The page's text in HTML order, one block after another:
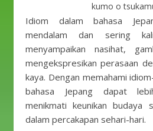
kumo o
Idiom dalam bahasa
mendalam dan sering
menyampaikan nasihat,
mengekspresikan perasaan
kaya. Dengan memahami
bahasa Jepang dapat
menikmati keunikan budaya
dalam percakapan sehari-hari.